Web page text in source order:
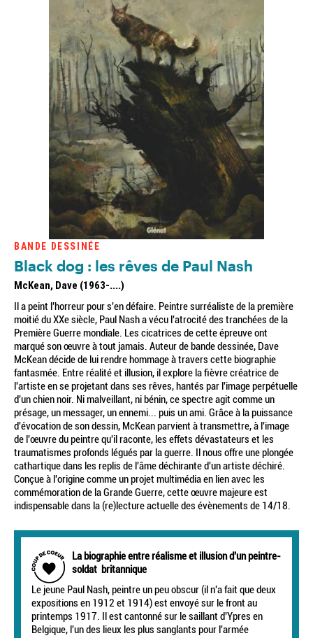
BANDE DESSINÉE
Black dog : les rêves de Paul Nash
McKean, Dave (1963-....)
Il a peint l'horreur pour s'en défaire. Peintre surréaliste de la première
moitié du XXe siècle, Paul Nash a vécu l'atrocité des tranchées de la
Première Guerre mondiale. Les cicatrices de cette épreuve ont
marqué son œuvre à tout jamais. Auteur de bande dessinée, Dave
McKean décide de lui rendre hommage à travers cette biographie
fantasmée. Entre réalité et illusion, il explore la fièvre créatrice de
l'artiste en se projetant dans ses rêves, hantés par l'image perpétuelle
d'un chien noir. Ni malveillant, ni bénin, ce spectre agit comme un
présage, un messager, un ennemi... puis un ami. Grâce à la puissance
d'évocation de son dessin, McKean parvient à transmettre, à l'image
de l'œuvre du peintre qu'il raconte, les effets dévastateurs et les
traumatismes profonds légués par la guerre. Il nous offre une plongée
cathartique dans les replis de l'âme déchirante d'un artiste déchiré.
Conçue à l'origine comme un projet multimédia en lien avec les
commémoration de la Grande Guerre, cette œuvre majeure est
indispensable dans la (re)lecture actuelle des évènements de 14/18.
La biographie entre réalisme et illusion d'un peintre-
soldat britannique
Le jeune Paul Nash, peintre un peu obscur (il n'a fait que deux
expositions en 1912 et 1914) est envoyé sur le front au
printemps 1917. Il est cantonné sur le saillant d'Ypres en
Belgique, l'un des lieux les plus sanglants pour l'armée